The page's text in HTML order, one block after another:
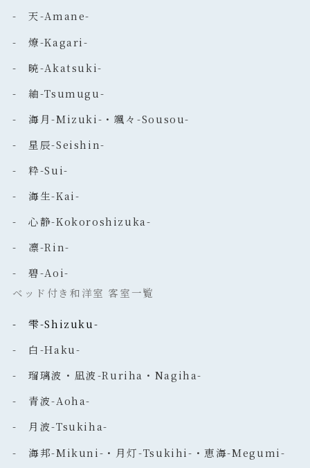
- 天-Amane-
- 燎-Kagari-
- 暁-Akatsuki-
- 紬-Tsumugu-
- 海月-Mizuki-・颯々-Sousou-
- 星辰-Seishin-
- 粋-Sui-
- 海生-Kai-
- 心静-Kokoroshizuka-
- 凛-Rin-
- 碧-Aoi-
ベッド付き和洋室 客室一覧
- 雫-Shizuku-
- 白-Haku-
- 瑠璃波・凪波-Ruriha・Nagiha-
- 青波-Aoha-
- 月波-Tsukiha-
- 海邦-Mikuni-・月灯-Tsukihi-・恵海-Megumi-